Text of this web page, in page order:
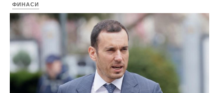
ФИНАСИ